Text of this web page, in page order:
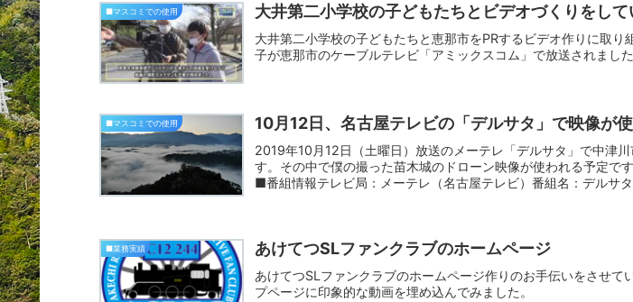
■マスコミでの使用 大井第二小学校の子どもたちとビデオづくりをして
大井第二小学校の子どもたちと恵那市をPRするビデオ作りに取り
子が恵那市のケーブルテレビ「アミックスコム」で放送されました
■マスコミでの使用 10月12日、名古屋テレビの「デルサタ」で映像が
2019年10月12日（土曜日）放送のメーテレ「デルサタ」で中津川
す。その中で僕の撮った苗木城のドローン映像が使われる予定です
■番組情報テレビ局：メーテレ（名古屋テレビ）番組名：デルサ
■業務実績 あけてつSLファンクラブのホームページ
あけてつSLファンクラブのホームページ作りのお手伝いをさせて
プページに印象的な動画を埋め込んでみました。